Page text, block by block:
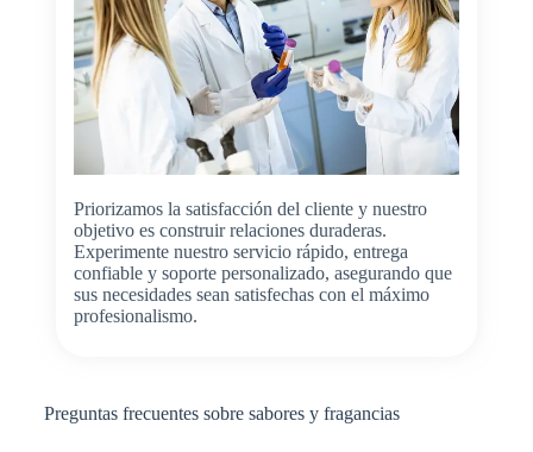
Priorizamos la satisfacción del cliente y nuestro
objetivo es construir relaciones duraderas.
Experimente nuestro servicio rápido, entrega
confiable y soporte personalizado, asegurando que
sus necesidades sean satisfechas con el máximo
profesionalismo.
Preguntas frecuentes sobre sabores y fragancias